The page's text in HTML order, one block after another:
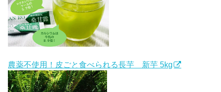
農薬不使用！皮ごと食べられる長芋 新芋 5kg